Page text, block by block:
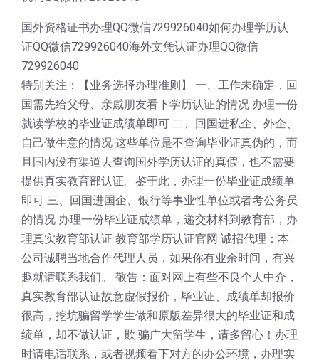
国外资格证书办理QQ微信729926040如何办理学历认
证QQ微信729926040海外文凭认证办理QQ微信
729926040
特别关注：【业务选择办理准则】 一、工作未确定，回
国需先给父母、亲戚朋友看下学历认证的情况 办理一份
就读学校的毕业证成绩单即可 二、回国进私企、外企、
自己做生意的情况 这些单位是不查询毕业证真伪的，而
且国内没有渠道去查询国外学历认证的真假，也不需要
提供真实教育部认证。鉴于此，办理一份毕业证成绩单
即可 三、回国进国企、银行等事业性单位或者考公务员
的情况 办理一份毕业证成绩单，递交材料到教育部，办
理真实教育部认证 教育部学历认证官网 诚招代理：本
公司诚聘当地合作代理人员，如果你有业余时间，有兴
趣就请联系我们。 敬告：面对网上有些不良个人中介，
真实教育部认证故意虚假报价，毕业证、成绩单却报价
很高，挖坑骗留学学生做和原版差异很大的毕业证和成
绩单，却不做认证，欺 骗广大留学生，请多留心！办理
时请电话联系，或者视频看下对方的办公环境，办理实